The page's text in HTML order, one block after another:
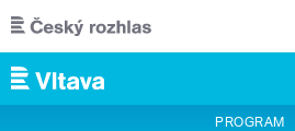
Přejít k hlavnímu obsahu
PROGRAM